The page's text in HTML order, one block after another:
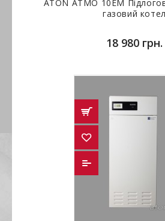
ATON ATMO 10ЕМ
газовий котел
18 980 грн.